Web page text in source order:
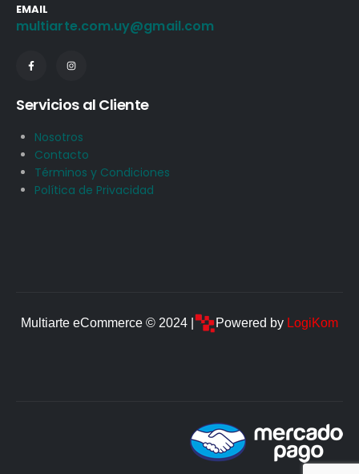
EMAIL
multiarte.com.uy@gmail.com
Servicios al Cliente
Nosotros
Contacto
Términos y Condiciones
Política de Privacidad
Multiarte eCommerce © 2024 | Powered by LogiKom